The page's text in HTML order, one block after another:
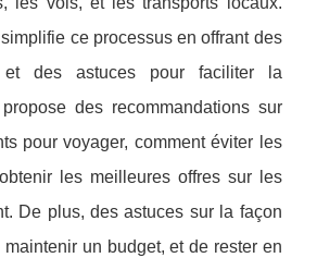
ce processus en offrant des
et des astuces pour faciliter la
des recommandations sur
pour voyager, comment éviter les
les meilleures offres sur les
De plus, des astuces sur la façon
un budget, et de rester en